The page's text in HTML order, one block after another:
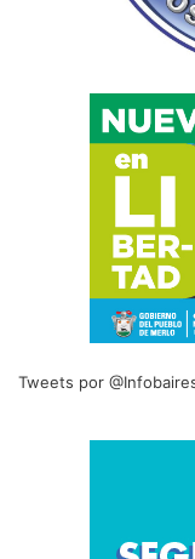
Tweets por